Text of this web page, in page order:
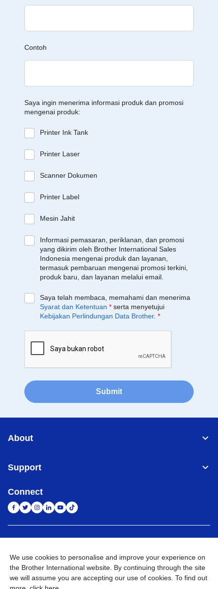
Contoh
Saya ingin menerima informasi produk dan promosi
mengenai produk:
Printer Ink Tank
Printer Laser
Scanner Dokumen
Printer Label
Mesin Jahit
Informasi pemasaran, periklanan, dan promosi
yang dikirim oleh Brother International Sales
Indonesia mengenai produk dan layanan,
termasuk pembaruan mengenai promosi terkini,
produk baru, dan layanan melalui email.
Saya telah membaca, memahami dan menerima
Syarat dan Ketentuan * serta menyetujui
Kebijakan Perlindungan Data Brother. *
Submit
About
Support
Connect
Privacy Policy Ketentuan Penggunaan Site Map Kunjungi Situs Global
2026 BROTHER INTERNATIONAL SALES INDONESIA All
We use cookies to personalise and improve your experience on
the Brother International website. By continuing through the site
we will assume you are accepting our use of cookies. To find out